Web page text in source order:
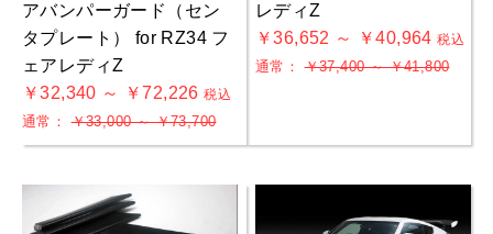
アバンパーガード（セン
タプレート） for RZ34 フ
ェアレディZ
￥32,340 ～ ￥72,226税込
通常：￥33,000 ～ ￥73,700
レディZ
￥36,652 ～ ￥40,964税込
通常：￥37,400 ～ ￥41,800